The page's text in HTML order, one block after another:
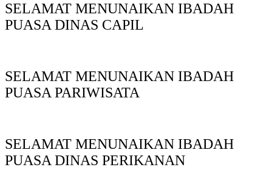
SELAMAT MENUNAIKAN IBADAH
PUASA DINAS CAPIL
SELAMAT MENUNAIKAN IBADAH
PUASA PARIWISATA
SELAMAT MENUNAIKAN IBADAH
PUASA DINAS PERIKANAN